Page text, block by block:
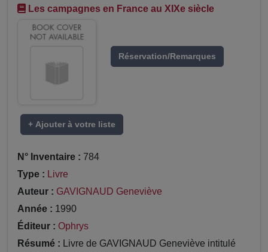
Les campagnes en France au XIXe siècle
Réservation/Remarques
+ Ajouter à votre liste
N° Inventaire : 784
Type : Livre
Auteur : GAVIGNAUD Geneviève
Année : 1990
Éditeur : Ophrys
Résumé : Livre de GAVIGNAUD Geneviève intitulé